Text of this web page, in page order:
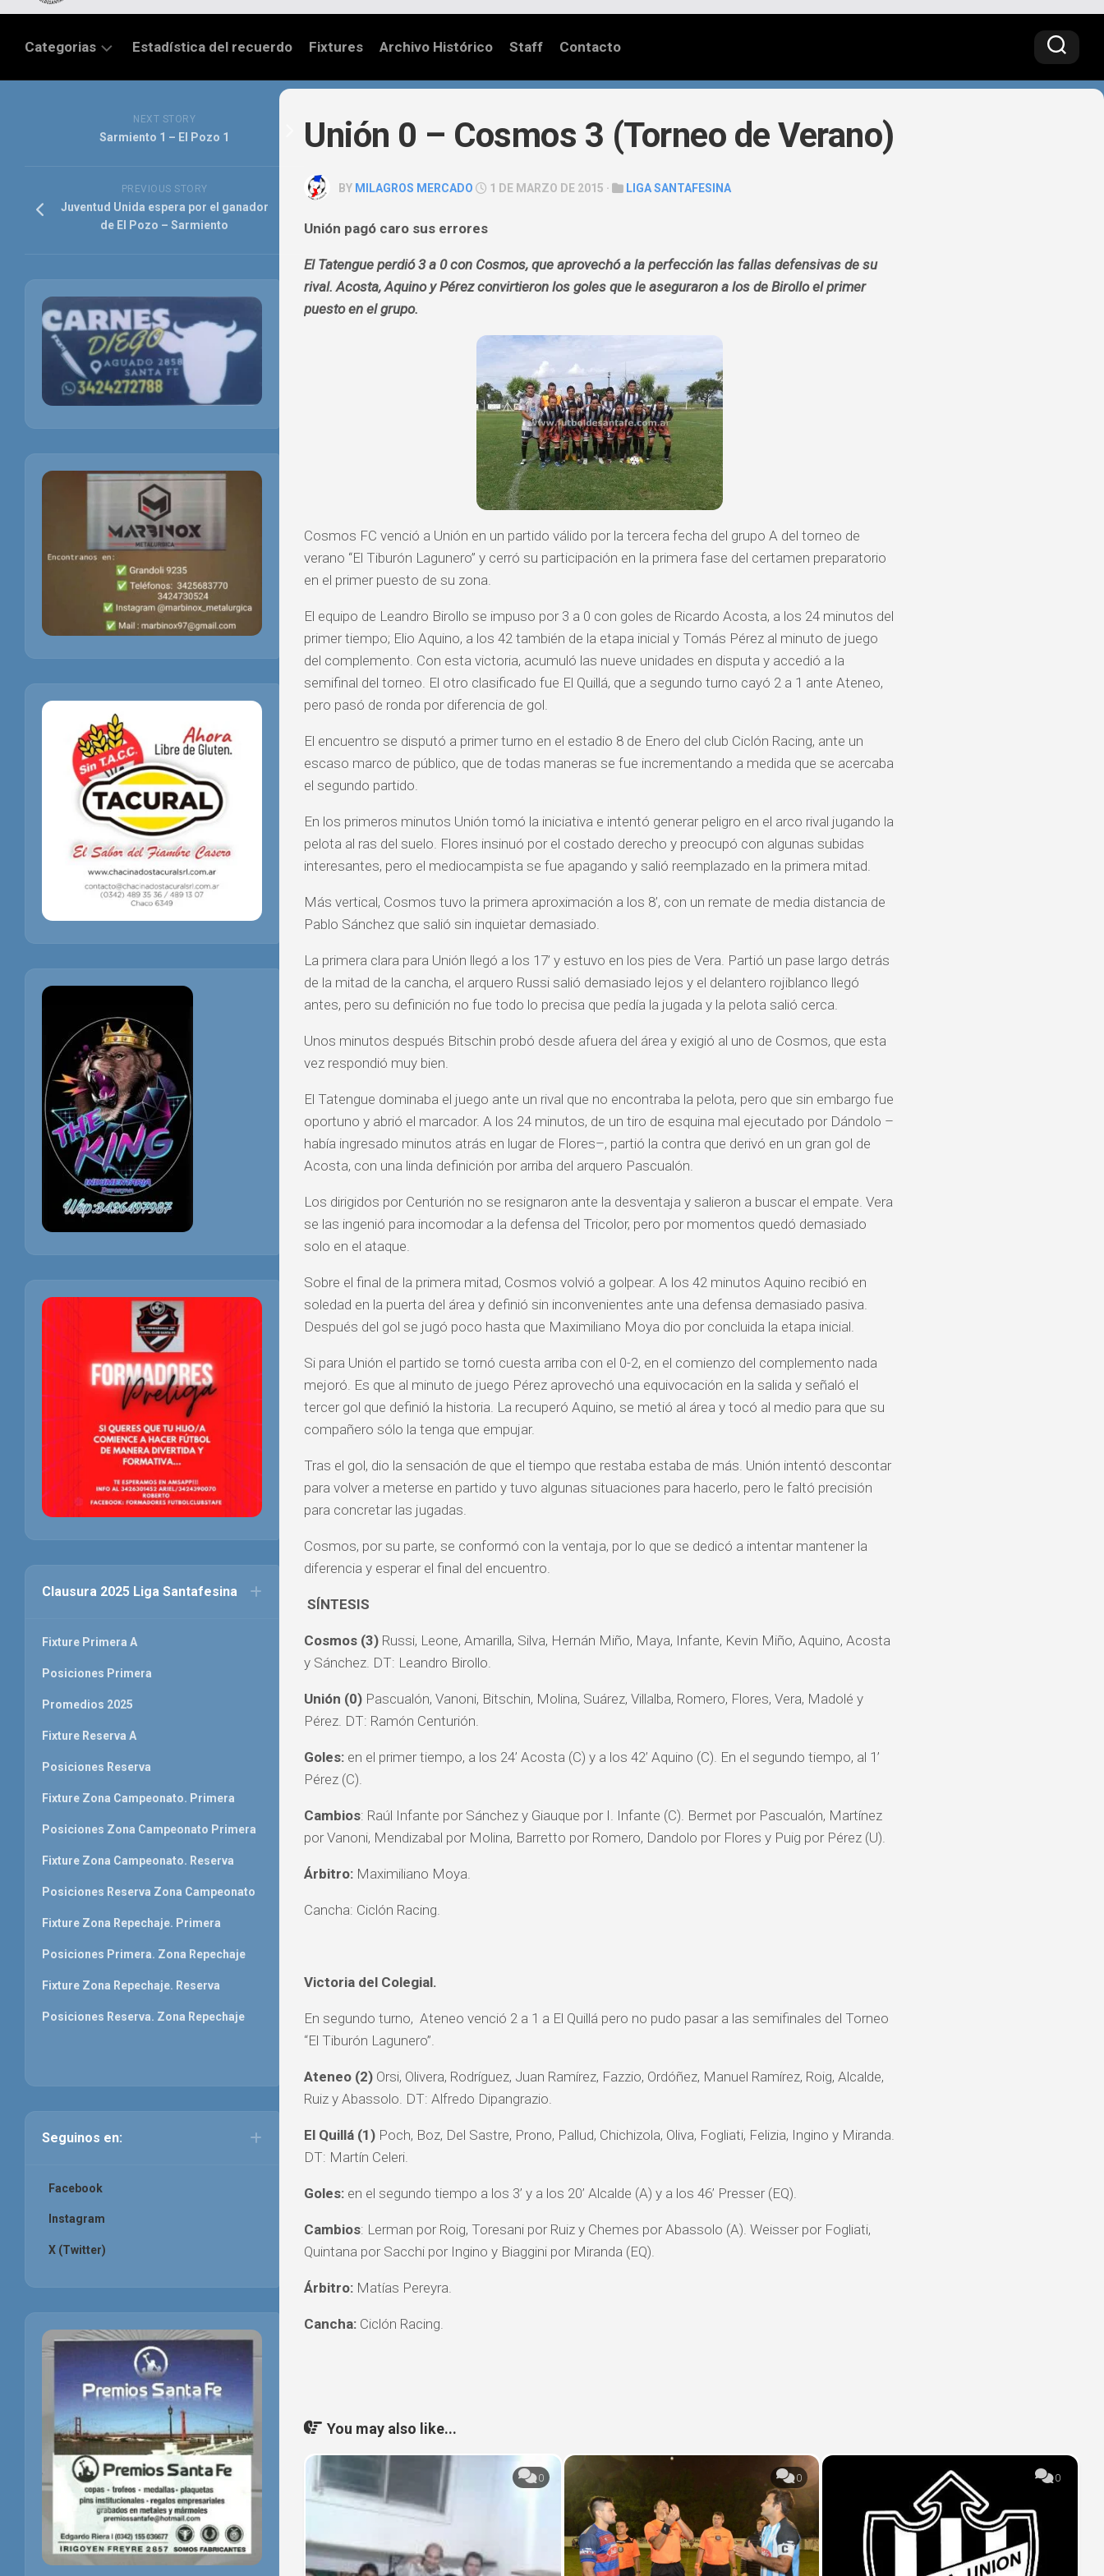
Categorias
TORNEO
FEDERAL
PRIMERA
FÚTBOL
INTERNACIONAL
Estadística del recuerdo Fixtures Archivo Histórico Staff Contacto
Unión 0 – Cosmos 3 (Torneo de Verano)
BY MILAGROS MERCADO 1 DE MARZO DE 2015 · LIGA SANTAFESINA
Unión pagó caro sus errores
El Tatengue perdió 3 a 0 con Cosmos, que aprovechó a la perfección las fallas defensivas de su
rival. Acosta, Aquino y Pérez convirtieron los goles que le aseguraron a los de Birollo el primer
puesto en el grupo.
Cosmos FC venció a Unión en un partido válido por la tercera fecha del grupo A del torneo de
verano “El Tiburón Lagunero” y cerró su participación en la primera fase del certamen preparatorio
en el primer puesto de su zona.
El equipo de Leandro Birollo se impuso por 3 a 0 con goles de Ricardo Acosta, a los 24 minutos del
primer tiempo; Elio Aquino, a los 42 también de la etapa inicial y Tomás Pérez al minuto de juego
del complemento. Con esta victoria, acumuló las nueve unidades en disputa y accedió a la
semifinal del torneo. El otro clasificado fue El Quillá, que a segundo turno cayó 2 a 1 ante Ateneo,
pero pasó de ronda por diferencia de gol.
El encuentro se disputó a primer turno en el estadio 8 de Enero del club Ciclón Racing, ante un
escaso marco de público, que de todas maneras se fue incrementando a medida que se acercaba
el segundo partido.
En los primeros minutos Unión tomó la iniciativa e intentó generar peligro en el arco rival jugando la
pelota al ras del suelo. Flores insinuó por el costado derecho y preocupó con algunas subidas
interesantes, pero el mediocampista se fue apagando y salió reemplazado en la primera mitad.
Más vertical, Cosmos tuvo la primera aproximación a los 8’, con un remate de media distancia de
Pablo Sánchez que salió sin inquietar demasiado.
La primera clara para Unión llegó a los 17’ y estuvo en los pies de Vera. Partió un pase largo detrás
de la mitad de la cancha, el arquero Russi salió demasiado lejos y el delantero rojiblanco llegó
antes, pero su definición no fue todo lo precisa que pedía la jugada y la pelota salió cerca.
Unos minutos después Bitschin probó desde afuera del área y exigió al uno de Cosmos, que esta
vez respondió muy bien.
El Tatengue dominaba el juego ante un rival que no encontraba la pelota, pero que sin embargo fue
oportuno y abrió el marcador. A los 24 minutos, de un tiro de esquina mal ejecutado por Dándolo –
había ingresado minutos atrás en lugar de Flores–, partió la contra que derivó en un gran gol de
Acosta, con una linda definición por arriba del arquero Pascualón.
Los dirigidos por Centurión no se resignaron ante la desventaja y salieron a buscar el empate. Vera
se las ingenió para incomodar a la defensa del Tricolor, pero por momentos quedó demasiado
solo en el ataque.
Sobre el final de la primera mitad, Cosmos volvió a golpear. A los 42 minutos Aquino recibió en
soledad en la puerta del área y definió sin inconvenientes ante una defensa demasiado pasiva.
Después del gol se jugó poco hasta que Maximiliano Moya dio por concluida la etapa inicial.
Si para Unión el partido se tornó cuesta arriba con el 0-2, en el comienzo del complemento nada
mejoró. Es que al minuto de juego Pérez aprovechó una equivocación en la salida y señaló el
tercer gol que definió la historia. La recuperó Aquino, se metió al área y tocó al medio para que su
compañero sólo la tenga que empujar.
Tras el gol, dio la sensación de que el tiempo que restaba estaba de más. Unión intentó descontar
para volver a meterse en partido y tuvo algunas situaciones para hacerlo, pero le faltó precisión
para concretar las jugadas.
Cosmos, por su parte, se conformó con la ventaja, por lo que se dedicó a intentar mantener la
diferencia y esperar el final del encuentro.
SÍNTESIS
Cosmos (3) Russi, Leone, Amarilla, Silva, Hernán Miño, Maya, Infante, Kevin Miño, Aquino, Acosta
y Sánchez. DT: Leandro Birollo.
Unión (0) Pascualón, Vanoni, Bitschin, Molina, Suárez, Villalba, Romero, Flores, Vera, Madolé y
Pérez. DT: Ramón Centurión.
Goles: en el primer tiempo, a los 24’ Acosta (C) y a los 42’ Aquino (C). En el segundo tiempo, al 1’
Pérez (C).
Cambios: Raúl Infante por Sánchez y Giauque por I. Infante (C). Bermet por Pascualón, Martínez
por Vanoni, Mendizabal por Molina, Barretto por Romero, Dandolo por Flores y Puig por Pérez (U).
Árbitro: Maximiliano Moya.
Cancha: Ciclón Racing.
Victoria del Colegial.
En segundo turno, Ateneo venció 2 a 1 a El Quillá pero no pudo pasar a las semifinales del Torneo
“El Tiburón Lagunero”.
Ateneo (2) Orsi, Olivera, Rodríguez, Juan Ramírez, Fazzio, Ordóñez, Manuel Ramírez, Roig, Alcalde,
Ruiz y Abassolo. DT: Alfredo Dipangrazio.
El Quillá (1) Poch, Boz, Del Sastre, Prono, Pallud, Chichizola, Oliva, Fogliati, Felizia, Ingino y Miranda.
DT: Martín Celeri.
Goles: en el segundo tiempo a los 3’ y a los 20’ Alcalde (A) y a los 46’ Presser (EQ).
Cambios: Lerman por Roig, Toresani por Ruiz y Chemes por Abassolo (A). Weisser por Fogliati,
Quintana por Sacchi por Ingino y Biaggini por Miranda (EQ).
Árbitro: Matías Pereyra.
Cancha: Ciclón Racing.
You may also like...
0 0 0
NEXT STORY
Sarmiento 1 – El Pozo 1
PREVIOUS STORY
Juventud Unida espera por el ganador
de El Pozo – Sarmiento
Clausura 2025 Liga Santafesina
Fixture Primera A
Posiciones Primera
Promedios 2025
Fixture Reserva A
Posiciones Reserva
Fixture Zona Campeonato. Primera
Posiciones Zona Campeonato Primera
Fixture Zona Campeonato. Reserva
Posiciones Reserva Zona Campeonato
Fixture Zona Repechaje. Primera
Posiciones Primera. Zona Repechaje
Fixture Zona Repechaje. Reserva
Posiciones Reserva. Zona Repechaje
Seguinos en:
Facebook
Instagram
X (Twitter)